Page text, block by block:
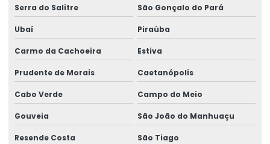
Serra do Salitre São Gonçalo do Pará
Ubaí Piraúba
Carmo da Cachoeira Estiva
Prudente de Morais Caetanópolis
Cabo Verde Campo do Meio
Gouveia São João do Manhuaçu
Resende Costa São Tiago